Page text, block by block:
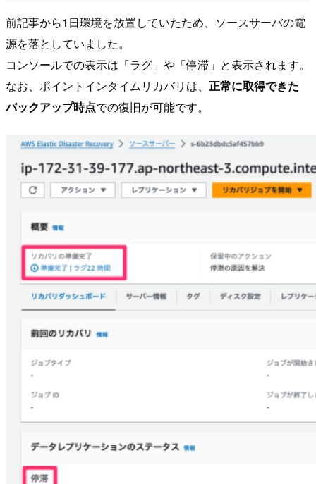
前記事から1日環境を放置していたため、ソースサーバの電
源を落としていました。
コンソールでの表示は「ラグ」や「停滞」と表示されます。
なお、ポイントインタイムリカバリは、 正常に取得できた
バックアップ時点での復旧が可能です。